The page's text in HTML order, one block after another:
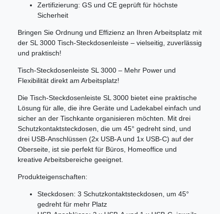
Zertifizierung: GS und CE geprüft für höchste
Sicherheit
Bringen Sie Ordnung und Effizienz an Ihren Arbeitsplatz mit
der SL 3000 Tisch-Steckdosenleiste – vielseitig, zuverlässig
und praktisch!
Tisch-Steckdosenleiste SL 3000 – Mehr Power und
Flexibilität direkt am Arbeitsplatz!
Die Tisch-Steckdosenleiste SL 3000 bietet eine praktische
Lösung für alle, die ihre Geräte und Ladekabel einfach und
sicher an der Tischkante organisieren möchten. Mit drei
Schutzkontaktsteckdosen, die um 45° gedreht sind, und
drei USB-Anschlüssen (2x USB-A und 1x USB-C) auf der
Oberseite, ist sie perfekt für Büros, Homeoffice und
kreative Arbeitsbereiche geeignet.
Produkteigenschaften:
Steckdosen: 3 Schutzkontaktsteckdosen, um 45°
gedreht für mehr Platz